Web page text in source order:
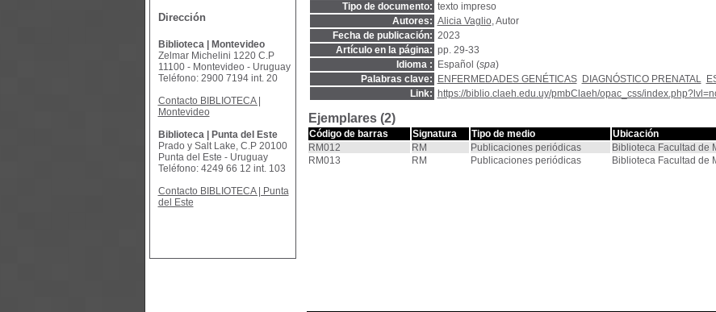
Tipo de documento: texto impreso
Autores: Alicia Vaglio, Autor
Fecha de publicación: 2023
Artículo en la página: pp. 29-33
Idioma :
Español (spa)
Palabras clave:
ENFERMEDADES GENÉTICAS DIAGNÓSTICO PRENATAL
Link:
https://biblio.claeh.edu.uy/pmbClaeh/opac_css/
Ejemplares (2)
Código de barras Signatura Tipo de medio Ubicación
RM012
RM Publicaciones periódicas Biblioteca Facultad de
RM013
RM Publicaciones periódicas Biblioteca Facultad de
Dirección
Biblioteca | Montevideo
Zelmar Michelini 1220 C.P
11100 - Montevideo - Uruguay
Teléfono: 2900 7194 int. 20
Contacto BIBLIOTECA |
Montevideo
Biblioteca | Punta del Este
Prado y Salt Lake, C.P 20100
Punta del Este - Uruguay
Teléfono: 4249 66 12 int. 103
Contacto BIBLIOTECA | Punta
del Este